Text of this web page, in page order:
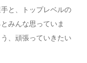
と、トップレベルの
みんな思っていま
、頑張っていきたい